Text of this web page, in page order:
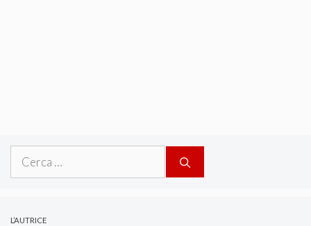
per:
L’AUTRICE